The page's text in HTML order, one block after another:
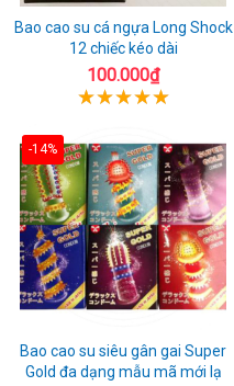
Bao cao su cá ngựa Long Shock
12 chiếc kéo dài
100.000₫
-14%
Bao cao su siêu gân gai Super
Gold đa dạng mẫu mã mới lạ